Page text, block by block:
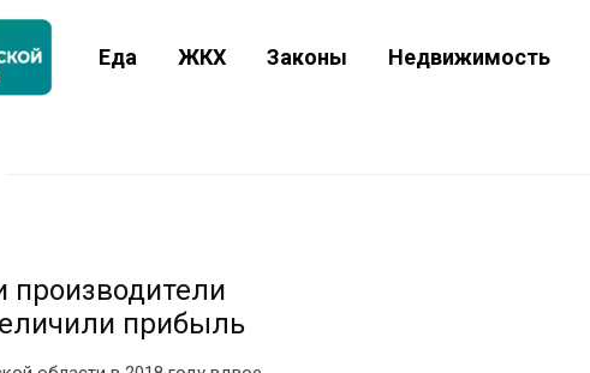
Еда ЖКХ Законы Недвижимость
производители
прибыль